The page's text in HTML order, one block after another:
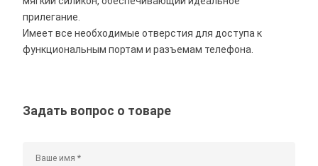
прилегание.
Имеет все необходимые отверстия для доступа к
функциональным портам и разъемам телефона.
Задать вопрос о товаре